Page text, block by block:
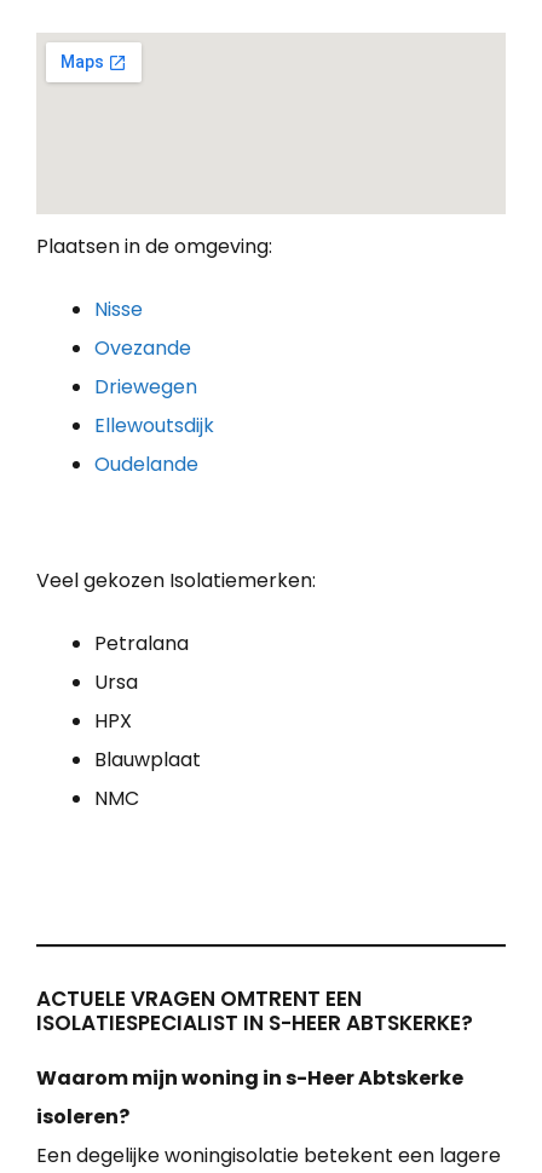
Plaatsen in de omgeving:
Nisse
Ovezande
Driewegen
Ellewoutsdijk
Oudelande
Veel gekozen Isolatiemerken:
Petralana
Ursa
HPX
Blauwplaat
NMC
ACTUELE VRAGEN OMTRENT EEN
ISOLATIESPECIALIST IN S-HEER ABTSKERKE?
Waarom mijn woning in s-Heer Abtskerke
isoleren?
Een degelijke woningisolatie betekent een lagere